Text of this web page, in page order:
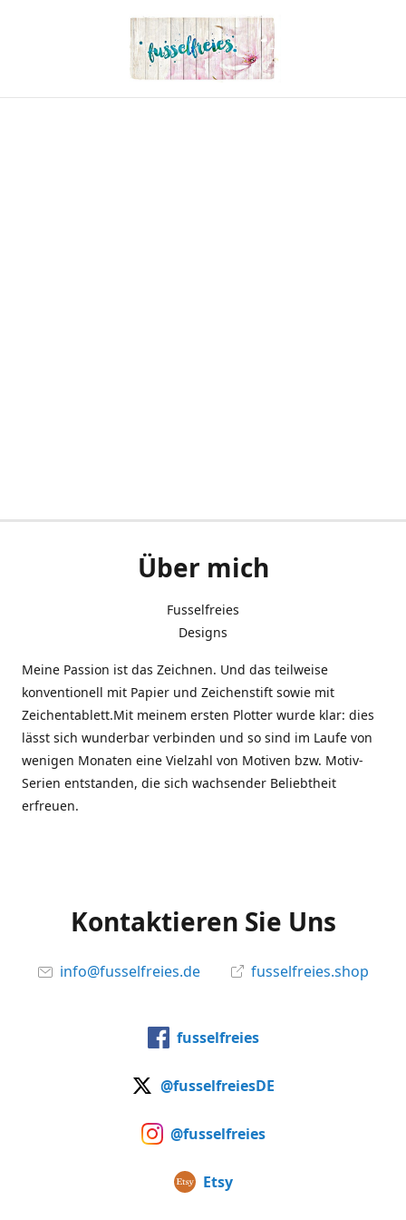
Über mich
Fusselfreies
Designs
Meine Passion ist das Zeichnen. Und das teilweise
konventionell mit Papier und Zeichenstift sowie mit
Zeichentablett.Mit meinem ersten Plotter wurde klar: dies
lässt sich wunderbar verbinden und so sind im Laufe von
wenigen Monaten eine Vielzahl von Motiven bzw. Motiv-
Serien entstanden, die sich wachsender Beliebtheit
erfreuen.
Kontaktieren Sie Uns
info@fusselfreies.de fusselfreies.shop
fusselfreies
@fusselfreiesDE
@fusselfreies
Etsy